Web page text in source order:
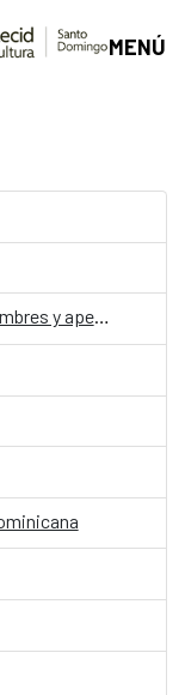
MENÚ
Efectos psicológios del registro de nombres y apellidos